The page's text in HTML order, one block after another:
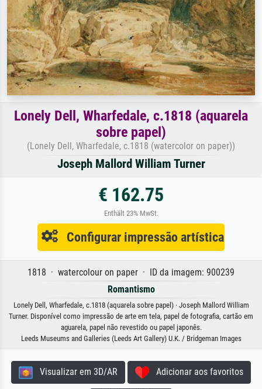
Lonely Dell, Wharfedale, c.1818 (aquarela
sobre papel)
(Lonely Dell, Wharfedale, c.1818 (watercolor on paper))
Joseph Mallord William Turner
€ 162.75
Enthält 23% MwSt.
Configurar impressão artística
1818 · watercolour on paper · ID da imagem: 900239
Romantismo
Lonely Dell, Wharfedale, c.1818 (aquarela sobre papel) · Joseph Mallord William
Turner. Disponível como impressão de arte em tela, papel de fotografia, cartão em
aguarela, papel não revestido ou papel japonês.
Leeds Museums and Galleries (Leeds Art Gallery) U.K. / Bridgeman Images
Visualizar em 3D/AR Adicionar aos favoritos